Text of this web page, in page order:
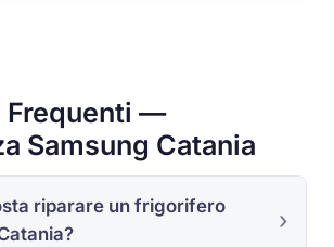
Frequenti —
Samsung Catania
riparare un frigorifero